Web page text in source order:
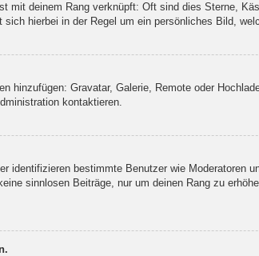
deinem Rang verknüpft: Oft sind dies Sterne,
hierbei in der Regel um ein persönliches Bild,
hinzufügen: Gravatar, Galerie, Remote oder
kontaktieren.
bestimmte Benutzer wie Moderatoren
sinnlosen Beiträge, nur um deinen Rang zu